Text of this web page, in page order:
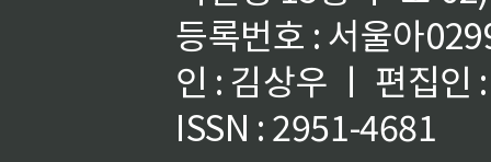
등록번호 : 서울아
인 : 김상우 ㅣ 편집인
ISSN : 2951-4681